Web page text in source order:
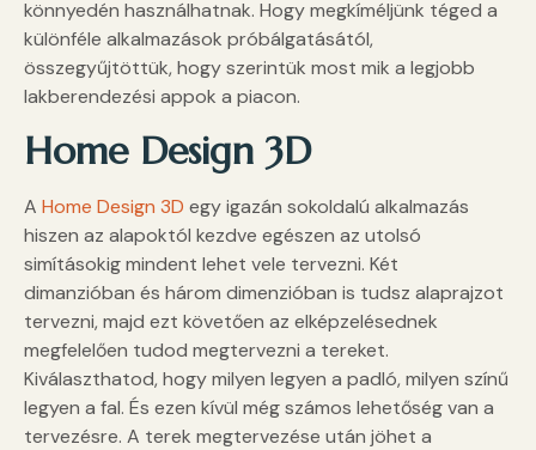
könnyedén használhatnak. Hogy megkíméljünk téged a
különféle alkalmazások próbálgatásától,
összegyűjtöttük, hogy szerintük most mik a legjobb
lakberendezési appok a piacon.
Home Design 3D
A Home Design 3D egy igazán sokoldalú alkalmazás
hiszen az alapoktól kezdve egészen az utolsó
simításokig mindent lehet vele tervezni. Két
dimanzióban és három dimenzióban is tudsz alaprajzot
tervezni, majd ezt követően az elképzelésednek
megfelelően tudod megtervezni a tereket.
Kiválaszthatod, hogy milyen legyen a padló, milyen színű
legyen a fal. És ezen kívül még számos lehetőség van a
tervezésre. A terek megtervezése után jöhet a